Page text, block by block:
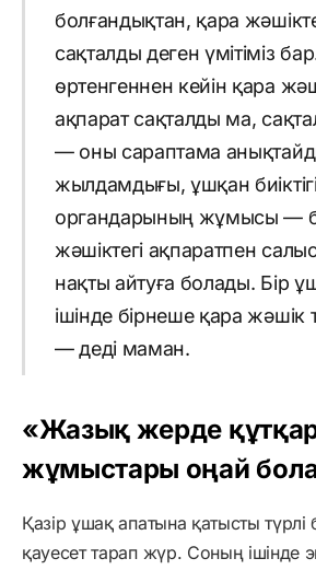
болғандықтан, қара
сақталды деген үмітіміз
өртенгеннен кейін қара
ақпарат сақталды ма,
— оны сараптама
жылдамдығы, ұшқан
органдарының жұмысы —
жәшіктегі ақпаратпен
нақты айтуға болады. Бір
ішінде бірнеше қара жәшік
— деді маман.
«Жазық жерде
жұмыстары оңай
Қазір ұшақ апатына қатысты түрлі
қауесет тарап жүр. Соның ішінде